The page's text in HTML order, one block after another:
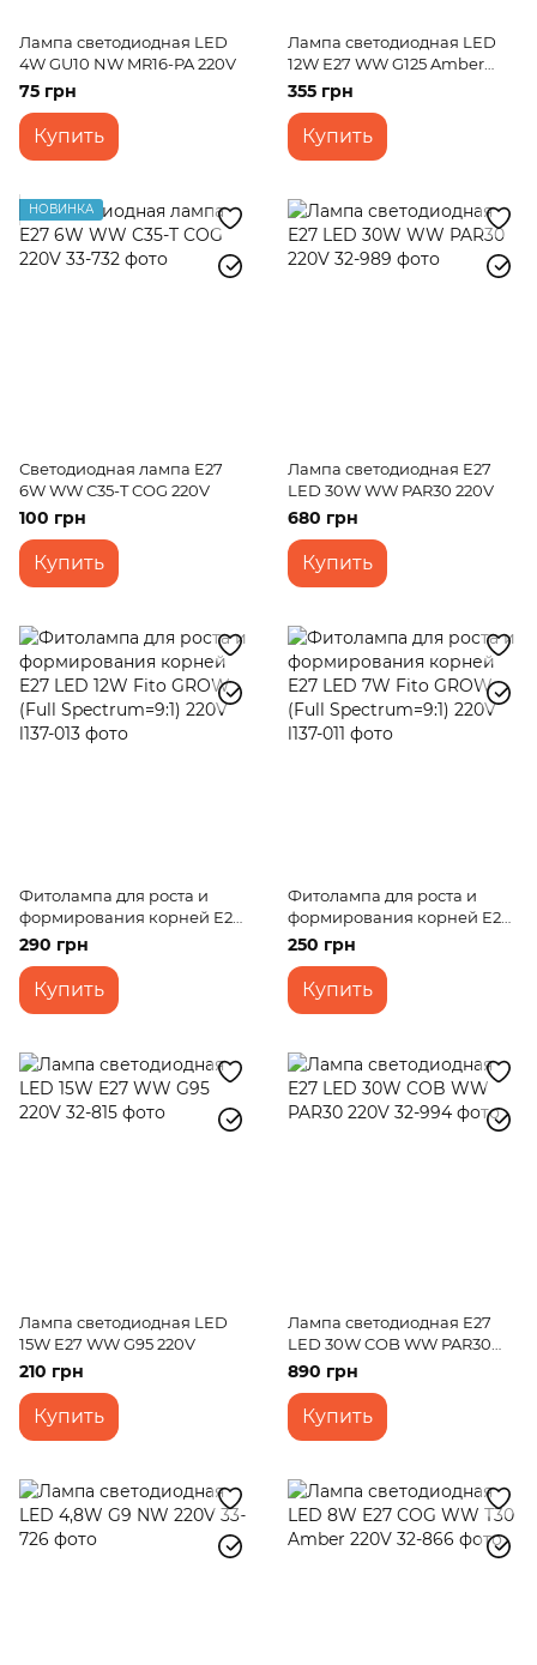
Лампа светодиодная LED
4W GU10 NW MR16-PA 220V
75 грн
Купить
Лампа светодиодная LED
12W E27 WW G125 Amber
220V
355 грн
Купить
НОВИНКА
Светодиодная лампа E27
6W WW C35-T COG 220V
100 грн
Купить
Лампа светодиодная E27
LED 30W WW PAR30 220V
680 грн
Купить
Фитолампа для роста и
формирования корней E27
LED 12W Fito GROW (Full
Spectrum=9:1) 220V
290 грн
Купить
Фитолампа для роста и
формирования корней E27
LED 7W Fito GROW (Full
Spectrum=9:1) 220V
250 грн
Купить
Лампа светодиодная LED
15W E27 WW G95 220V
210 грн
Купить
Лампа светодиодная E27
LED 30W COB WW PAR30
220V
890 грн
Купить